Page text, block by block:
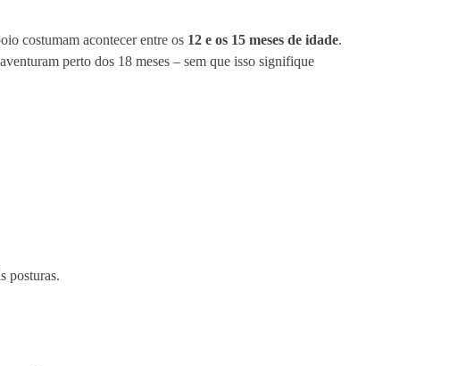
costumam acontecer entre os 12 e os 15 meses de idade.
perto dos 18 meses – sem que isso signifique
posturas.